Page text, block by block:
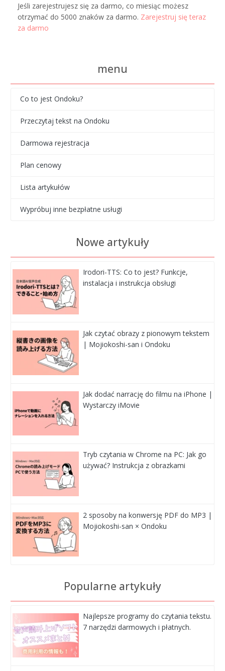
Jeśli zarejestrujesz się za darmo, co miesiąc możesz
otrzymać do 5000 znaków za darmo. Zarejestruj się teraz
za darmo
menu
Co to jest Ondoku?
Przeczytaj tekst na Ondoku
Darmowa rejestracja
Plan cenowy
Lista artykułów
Wypróbuj inne bezpłatne usługi
Nowe artykuły
Irodori-TTS: Co to jest? Funkcje,
instalacja i instrukcja obsługi
Jak czytać obrazy z pionowym tekstem
| Mojiokoshi-san i Ondoku
Jak dodać narrację do filmu na iPhone |
Wystarczy iMovie
Tryb czytania w Chrome na PC: Jak go
używać? Instrukcja z obrazkami
2 sposoby na konwersję PDF do MP3 |
Mojiokoshi-san × Ondoku
Popularne artykuły
Najlepsze programy do czytania tekstu.
7 narzędzi darmowych i płatnych.